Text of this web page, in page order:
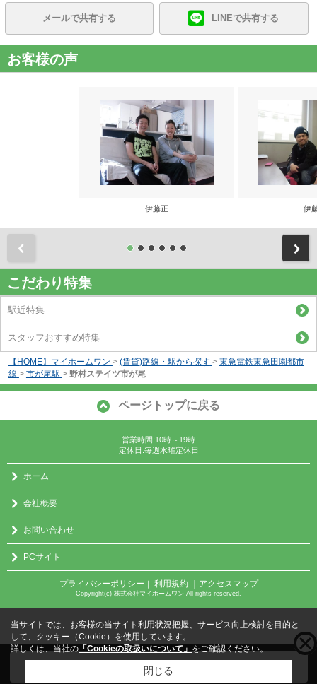
メールで共有する LINEで共有する
お客様の声
伊藤正 伊
こだわり特集
駅近特集
スタッフおすすめ特集
【HOME】マイホームワン > (賃貸)路線・駅から探す > 東急電鉄東急田園都市
線 > 市が尾駅 > 野村ステイツ市が尾
ページトップに戻る
営業時間:10時～19時
定休日:毎週水曜定休日
ホーム
会社概要
お問い合わせ
PCサイト
プライバシーポリシー 利用規約 ｜アクセスマップ
Copyright(c) 株式会社マイホームワン All rights reserved.
こちらの物件をご覧の方にお勧めな物件
当サイトでは、お客様の当サイト利用状況把握、サービス向上検討を目的と
して、クッキー（Cookie）を使用しています。
詳しくは、当社の 「Cookieの取扱いについて」 をご確認ください。
閉じる